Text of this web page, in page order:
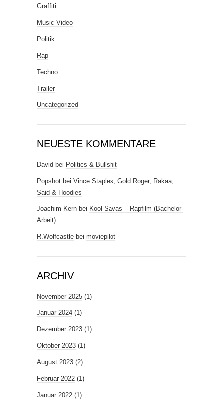
Graffiti
Music Video
Politik
Rap
Techno
Trailer
Uncategorized
NEUESTE KOMMENTARE
David bei Politics & Bullshit
Popshot bei Vince Staples, Gold Roger, Rakaa,
Said & Hoodies
Joachim Kern bei Kool Savas – Rapfilm (Bachelor-
Arbeit)
R.Wolfcastle bei moviepilot
ARCHIV
November 2025 (1)
Januar 2024 (1)
Dezember 2023 (1)
Oktober 2023 (1)
August 2023 (2)
Februar 2022 (1)
Januar 2022 (1)